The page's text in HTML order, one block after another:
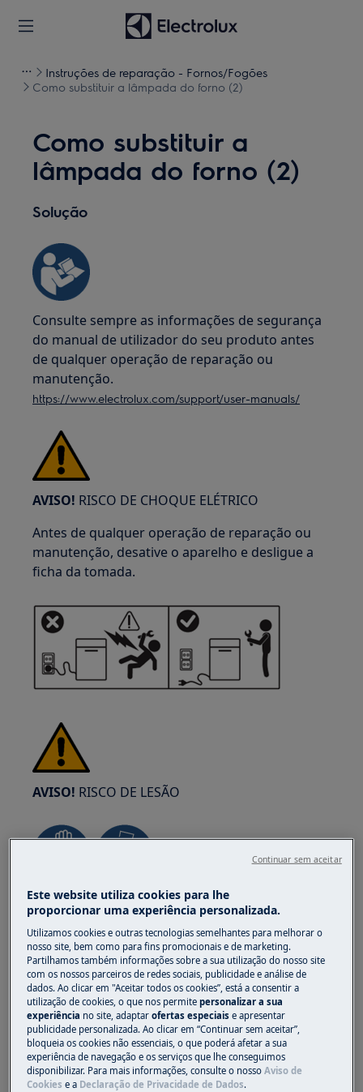
Instruções de reparação - Fornos/Fogões
Como substituir a lâmpada do forno (2)
Como substituir a
lâmpada do forno (2)
Solução
Consulte sempre as informações de segurança
do manual de utilizador do seu produto antes
de qualquer operação de reparação ou
manutenção.
https://www.electrolux.com/support/user-manuals/
AVISO! RISCO DE CHOQUE ELÉTRICO
Antes de qualquer operação de reparação ou
manutenção, desative o aparelho e desligue a
ficha da tomada.
AVISO! RISCO DE LESÃO
Tenha sempre cuidado ao mover
eletrodomésticos. Para os aparelhos pesados é
mais seguro que sejam duas pessoas a movê-
los. Utilize sempre luvas de proteção e calçado
de segurança. Use luvas de proteção em todos
os momentos para se proteger de cortes
provenientes de arestas afiadas.
Este website utiliza cookies para lhe
proporcionar uma experiência personalizada.
Utilizamos cookies e outras tecnologias semelhantes para melhorar o
nosso site, bem como para fins promocionais e de marketing.
Partilhamos também informações sobre a sua utilização do nosso site
com os nossos parceiros de redes sociais, publicidade e análise de
dados. Ao clicar em "Aceitar todos os cookies”, está a consentir a
utilização de cookies, o que nos permitepersonalizar a sua
experiência no site, adaptarofertas especiaise apresentar
publicidade personalizada. Ao clicar em “Continuar sem aceitar”,
bloqueia os cookies não essenciais, o que poderá afetar a sua
experiência de navegação e os serviços que lhe conseguimos
disponibilizar. Para mais informações, consulte o nossoAviso de
Cookies e a Declaração de Privacidade de Dados.
Continuar sem aceitar